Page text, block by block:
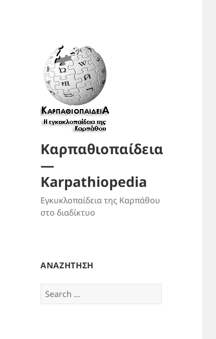
Καρπαθιοπαίδεια
—
Karpathiopedia
Εγκυκλοπαίδεια της Καρπάθου
στο διαδίκτυο
ΑΝΑΖΗΤΗΣΗ
Search
for: